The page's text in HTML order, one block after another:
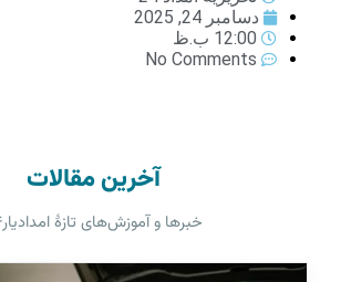
دسامبر 24, 2025
12:00 ب.ظ
No Comments
آخرین مقالات
خبرها و آموزش‌های تازهٔ امدادیار۲۴